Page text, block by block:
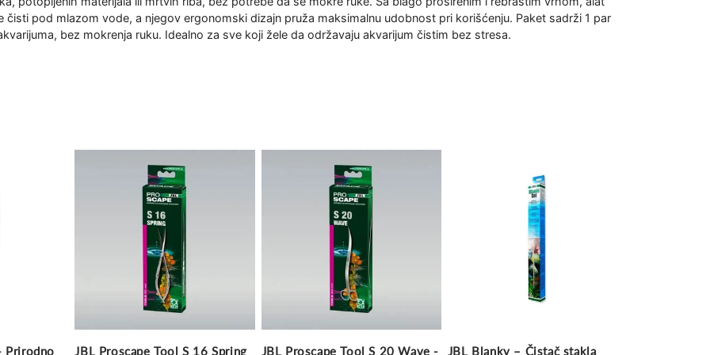
pod mlazom vode, a njegov ergonomski dizajn pruža maksimalnu udobnost pri korišćenju. Paket sadrži 1 par
bez mokrenja ruku. Idealno za sve koji žele da održavaju akvarijum čistim bez stresa.
Prirodno JBL Proscape Tool S 16 Spring JBL Proscape Tool S 20 Wave - JBL Blanky – Čistač stakla